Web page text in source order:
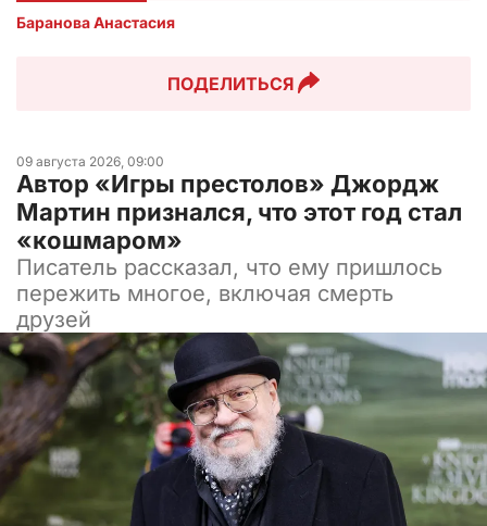
Баранова Анастасия
ПОДЕЛИТЬСЯ
09 августа 2026, 09:00
Автор «Игры престолов» Джордж
Мартин признался, что этот год стал
«кошмаром»
Писатель рассказал, что ему пришлось
пережить многое, включая смерть
друзей